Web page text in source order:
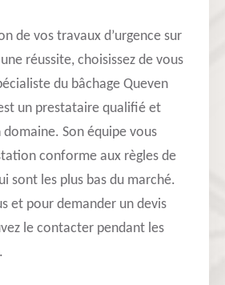
de vos travaux d’urgence sur
réussite, choisissez de vous
du bâchage Queven
un prestataire qualifié et
Son équipe vous
conforme aux règles de
sont les plus bas du marché.
et pour demander un devis
le contacter pendant les